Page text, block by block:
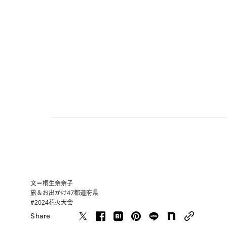
文＝桐生奈奈子
旅＆お出かけ47都道府県
#2024花火大会
Share